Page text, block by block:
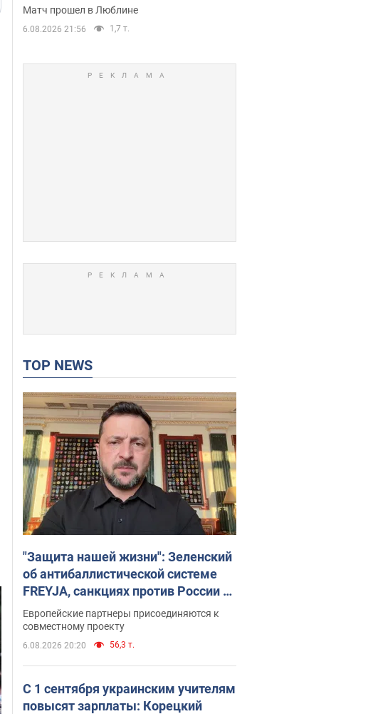
Матч прошел в Люблине
6.08.2026 21:56 1,7 т.
TOP NEWS
"Защита нашей жизни": Зеленский
об антибаллистической системе
FREYJA, санкциях против России и
поддержке аграриев. Видео
Европейские партнеры присоединяются к
совместному проекту
6.08.2026 20:20 56,3 т.
С 1 сентября украинским учителям
повысят зарплаты: Корецкий